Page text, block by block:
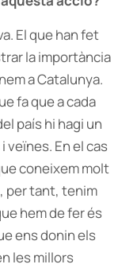
El que han fet
la importància
a Catalunya.
fa que a cada
país hi hagi un
En el cas
coneixem molt
per tant, tenim
hem de fer és
ens donin els
les millors